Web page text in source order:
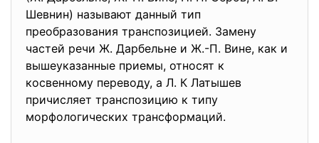
Шевнин) называют данный тип
преобразования транспозицией. Замену
частей речи Ж. Дарбельне и Ж.-П. Вине, как и
вышеуказанные приемы, относят к
косвенному переводу, а Л. К Латышев
причисляет транспозицию к типу
морфологических трансформаций.